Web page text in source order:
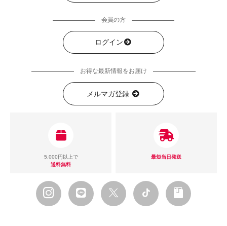
会員の方
ログイン
お得な最新情報をお届け
メルマガ登録
5,000円以上で
送料無料
最短当日発送